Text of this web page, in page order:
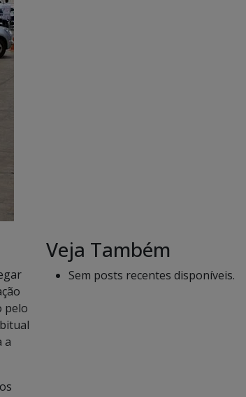
pelo
a
Veja Também
Sem posts recentes disponíveis.